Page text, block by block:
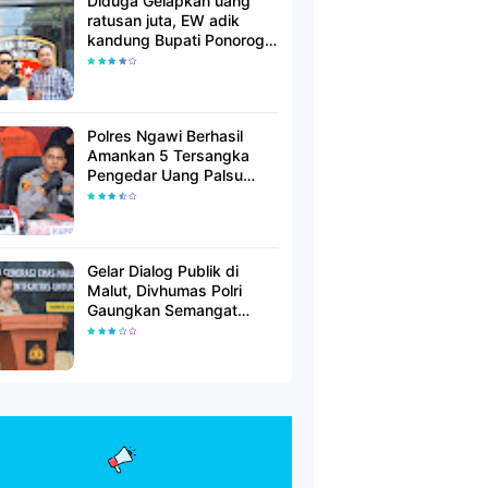
ratusan juta, EW adik
kandung Bupati Ponorogo
dilaporkan Polisi
Polres Ngawi Berhasil
Amankan 5 Tersangka
Pengedar Uang Palsu
Lintas Provinsi
Gelar Dialog Publik di
Malut, Divhumas Polri
Gaungkan Semangat
Generasi Berkarakter dan